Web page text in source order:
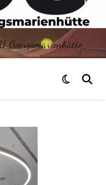
Georgsmarienhütte